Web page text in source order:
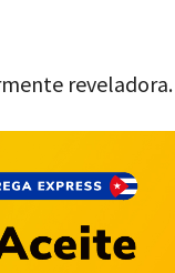
reveladora.